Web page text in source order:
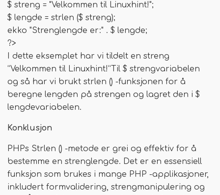
$ streng = "Velkommen til Linuxhint!";
$ lengde = strlen ($ streng);
ekko "Strenglengde er:" . $ lengde;
?>
I dette eksemplet har vi tildelt en streng
“Velkommen til Linuxhint!”Til $ strengvariabelen
og så har vi brukt strlen () -funksjonen for å
beregne lengden på strengen og lagret den i $
lengdevariabelen.
Konklusjon
PHPs Strlen () -metode er grei og effektiv for å
bestemme en strenglengde. Det er en essensiell
funksjon som brukes i mange PHP -applikasjoner,
inkludert formvalidering, strengmanipulering og